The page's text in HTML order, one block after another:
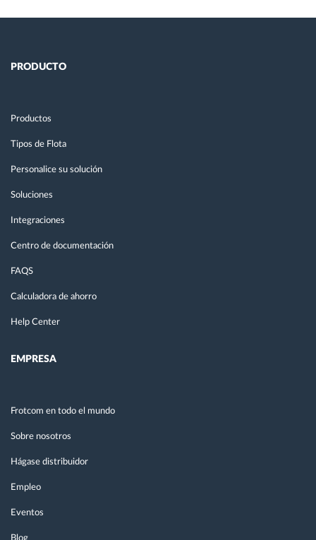
PRODUCTO
Productos
Tipos de Flota
Personalice su solución
Soluciones
Integraciones
Centro de documentación
FAQS
Calculadora de ahorro
Help Center
EMPRESA
Frotcom en todo el mundo
Sobre nosotros
Hágase distribuidor
Empleo
Eventos